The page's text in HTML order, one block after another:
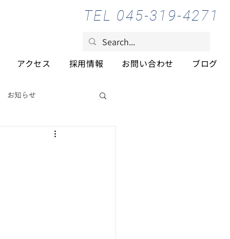
TEL 045-319-4271
アクセス 採用情報 お問い合わせ ブログ
お知らせ